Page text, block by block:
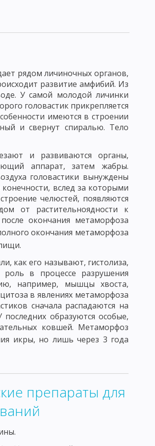
ЧЕЛОВЕКА
СЕРЫ, ФОСФОРА И ЖЕЛЕЗА
БИОЛОГИЧЕСКИХ ФАКТОРОВ
ПЛАЗМИДЫ
МИКРОБОВ
ЗАЩИТЫ АНТИГЕНЫ
АНТИГЕНА С АНТИТЕЛОМ
рядом личиночных органов,
развитие амфибий. Из
У самой молодой личинки
головастик прикрепляется
имеются в строении
и свернут спиралью. Тело
и развиваются органы,
аппарат, затем жабры.
головастики вынуждены
вслед за которыми
челюстей, появляются
от растительноядности к
окончания метаморфоза
окончания метаморфоза
как его называют, гистолиза,
в процессе разрушения
например, мышцы хвоста,
в явлениях метаморфоза
сначала распадаются на
образуются особые,
ковшей. Метаморфоз
икры, но лишь через 3 года
препараты для